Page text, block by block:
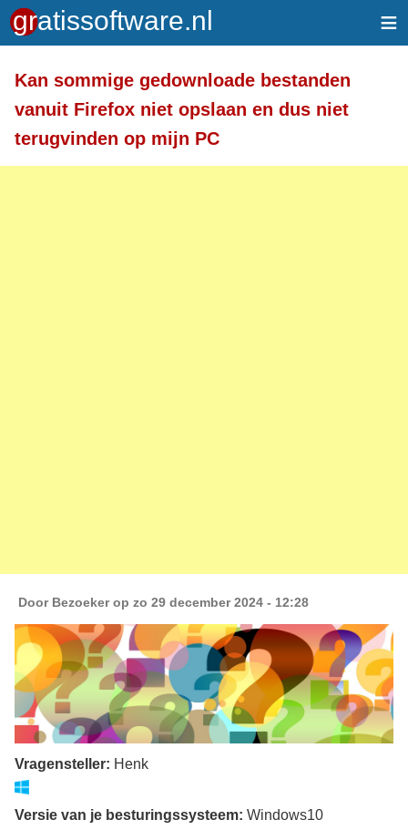
≡
Kan sommige gedownloade bestanden
vanuit Firefox niet opslaan en dus niet
terugvinden op mijn PC
Door Bezoekerop zo 29 december 2024 - 12:28
Vragensteller: Henk
Versie van je besturingssysteem: Windows10
Toegelaten HTML-tags: <a> <em> <strong> <br>
<br /> <i> <b> <p>
Regels en alinea's worden automatisch gesplitst.
Adressen van webpagina's en e-mailadressen